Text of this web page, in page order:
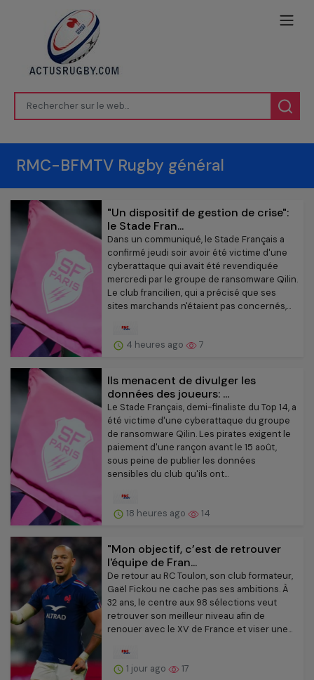
RMC-BFMTV Rugby général
"Un dispositif de gestion de crise":
le Stade Fran...
Dans un communiqué, le Stade Français a
confirmé jeudi soir avoir été victime d'une
cyberattaque qui avait été revendiquée
mercredi par le groupe de ransomware Qilin.
Le club francilien, qui a précisé que ses
sites marchands n'étaient pas concernés,...
4 heures ago 7
Ils menacent de divulger les
données des joueurs: ...
Le Stade Français, demi-finaliste du Top 14, a
été victime d'une cyberattaque du groupe
de ransomware Qilin. Les pirates exigent le
paiement d'une rançon avant le 15 août,
sous peine de publier les données
sensibles du club qu'ils ont...
18 heures ago 14
"Mon objectif, c’est de retrouver
l'équipe de Fran...
De retour au RC Toulon, son club formateur,
Gaël Fickou ne cache pas ses ambitions. À
32 ans, le centre aux 98 sélections veut
retrouver son meilleur niveau afin de
renouer avec le XV de France et viser une...
1 jour ago 17